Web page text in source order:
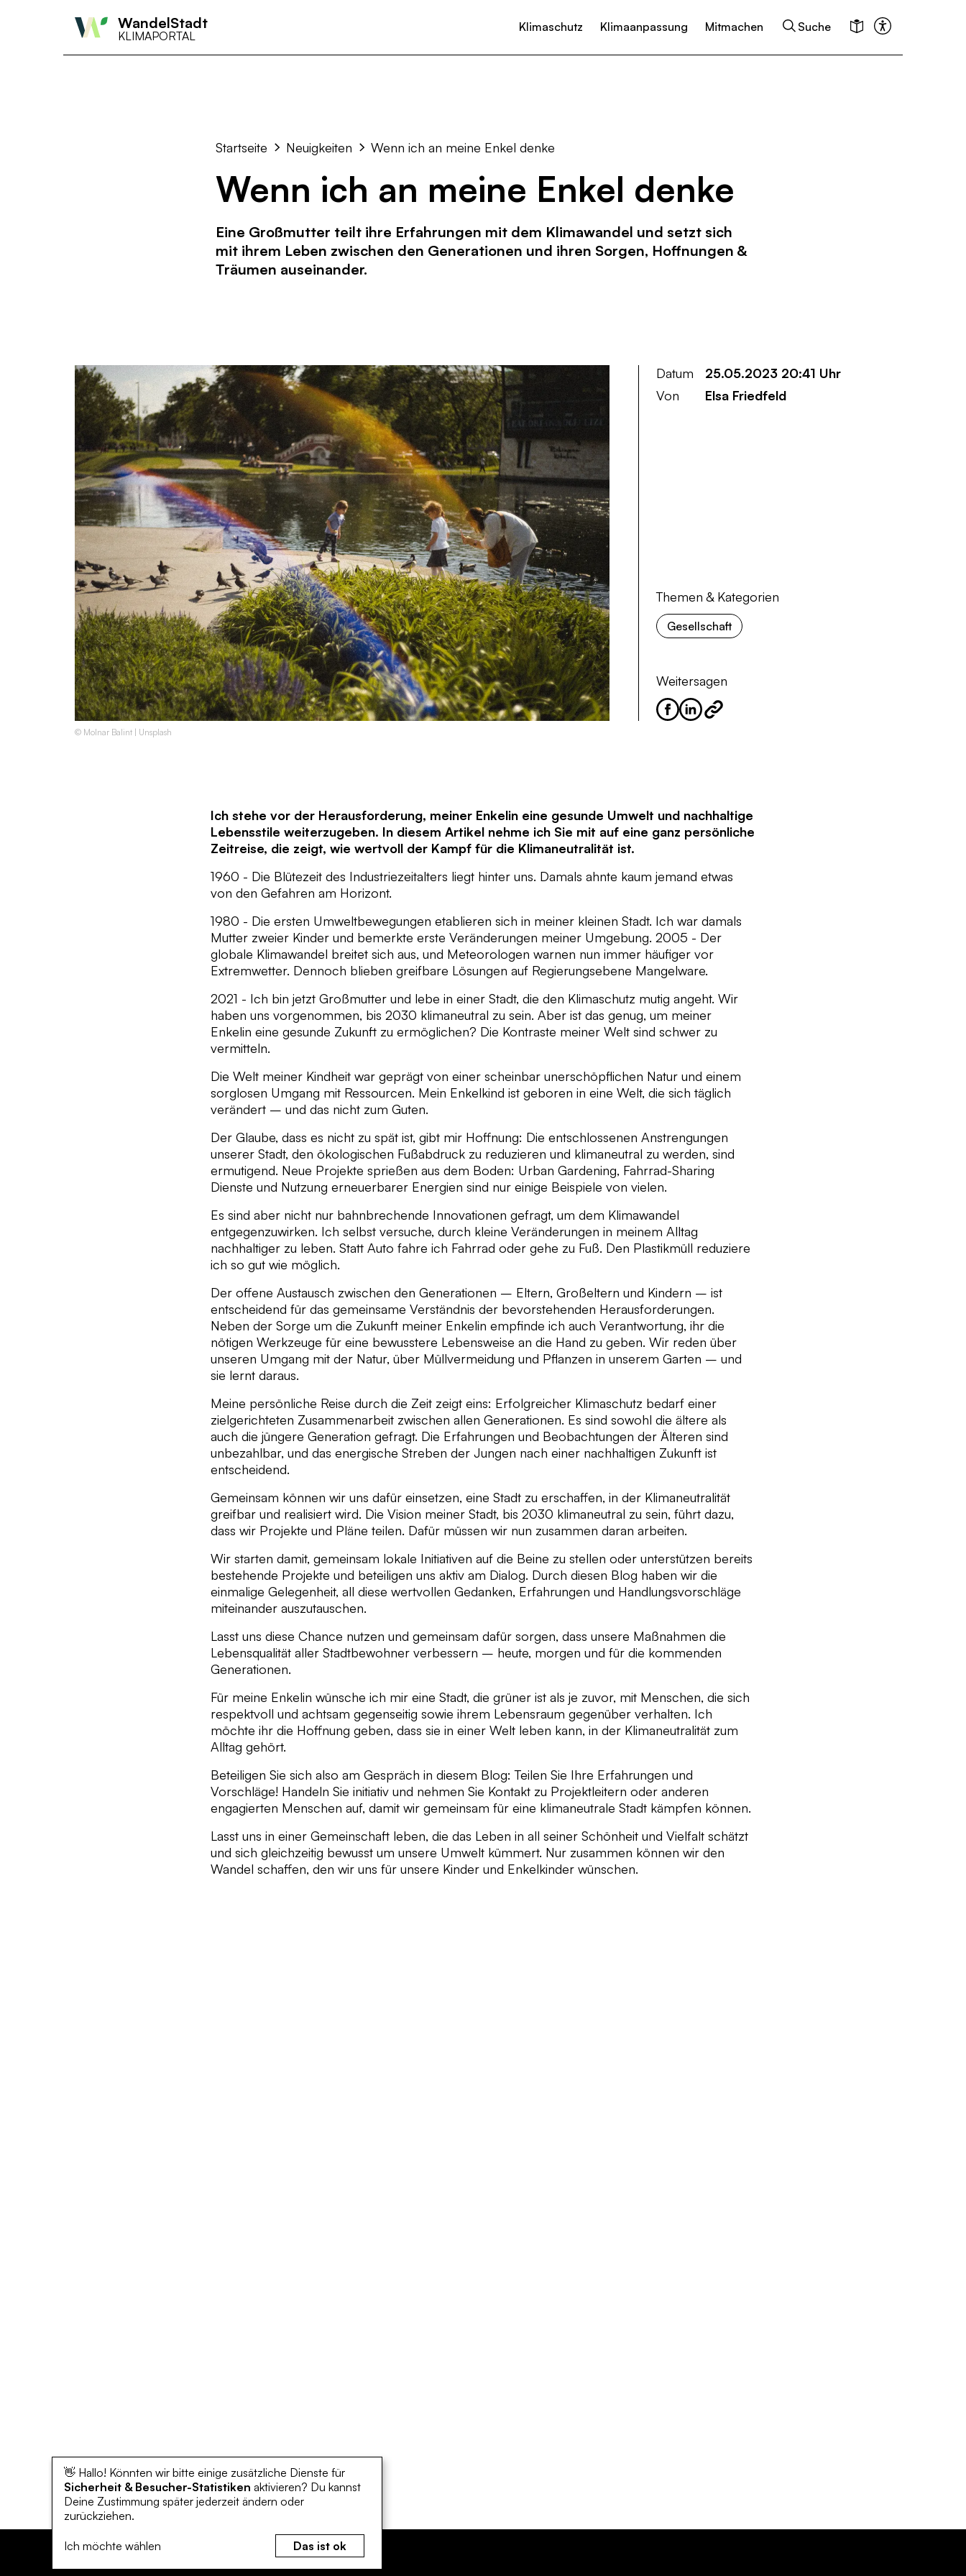
WandelStadt
KLIMAPORTAL
Klimaschutz Klimaanpassung Mitmachen Suche
Wirtschaft
Kommunikation & Verwaltung
Biodiversität
Startseite Neuigkeiten Wenn ich an meine Enkel denke
Wenn ich an meine Enkel denke
Eine Großmutter teilt ihre Erfahrungen mit dem Klimawandel und setzt sich
mit ihrem Leben zwischen den Generationen und ihren Sorgen, Hoffnungen &
Träumen auseinander.
© Molnar Balint | Unsplash
Datum
25.05.2023 20:41 Uhr
Von
Elsa Friedfeld
Themen & Kategorien
Gesellschaft
Weitersagen
Ich stehe vor der Herausforderung, meiner Enkelin eine gesunde Umwelt und nachhaltige
Lebensstile weiterzugeben. In diesem Artikel nehme ich Sie mit auf eine ganz persönliche
Zeitreise, die zeigt, wie wertvoll der Kampf für die Klimaneutralität ist.
1960 - Die Blütezeit des Industriezeitalters liegt hinter uns. Damals ahnte kaum jemand etwas
von den Gefahren am Horizont.
1980 - Die ersten Umweltbewegungen etablieren sich in meiner kleinen Stadt. Ich war damals
Mutter zweier Kinder und bemerkte erste Veränderungen meiner Umgebung. 2005 - Der
globale Klimawandel breitet sich aus, und Meteorologen warnen nun immer häufiger vor
Extremwetter. Dennoch blieben greifbare Lösungen auf Regierungsebene Mangelware.
2021 - Ich bin jetzt Großmutter und lebe in einer Stadt, die den Klimaschutz mutig angeht. Wir
haben uns vorgenommen, bis 2030 klimaneutral zu sein. Aber ist das genug, um meiner
Enkelin eine gesunde Zukunft zu ermöglichen? Die Kontraste meiner Welt sind schwer zu
vermitteln.
Die Welt meiner Kindheit war geprägt von einer scheinbar unerschöpflichen Natur und einem
sorglosen Umgang mit Ressourcen. Mein Enkelkind ist geboren in eine Welt, die sich täglich
verändert – und das nicht zum Guten.
Der Glaube, dass es nicht zu spät ist, gibt mir Hoffnung: Die entschlossenen Anstrengungen
unserer Stadt, den ökologischen Fußabdruck zu reduzieren und klimaneutral zu werden, sind
ermutigend. Neue Projekte sprießen aus dem Boden: Urban Gardening, Fahrrad-Sharing
Dienste und Nutzung erneuerbarer Energien sind nur einige Beispiele von vielen.
Es sind aber nicht nur bahnbrechende Innovationen gefragt, um dem Klimawandel
entgegenzuwirken. Ich selbst versuche, durch kleine Veränderungen in meinem Alltag
nachhaltiger zu leben. Statt Auto fahre ich Fahrrad oder gehe zu Fuß. Den Plastikmüll reduziere
ich so gut wie möglich.
Der offene Austausch zwischen den Generationen – Eltern, Großeltern und Kindern – ist
entscheidend für das gemeinsame Verständnis der bevorstehenden Herausforderungen.
Neben der Sorge um die Zukunft meiner Enkelin empfinde ich auch Verantwortung, ihr die
nötigen Werkzeuge für eine bewusstere Lebensweise an die Hand zu geben. Wir reden über
unseren Umgang mit der Natur, über Müllvermeidung und Pflanzen in unserem Garten – und
sie lernt daraus.
Meine persönliche Reise durch die Zeit zeigt eins: Erfolgreicher Klimaschutz bedarf einer
zielgerichteten Zusammenarbeit zwischen allen Generationen. Es sind sowohl die ältere als
auch die jüngere Generation gefragt. Die Erfahrungen und Beobachtungen der Älteren sind
unbezahlbar, und das energische Streben der Jungen nach einer nachhaltigen Zukunft ist
entscheidend.
Gemeinsam können wir uns dafür einsetzen, eine Stadt zu erschaffen, in der Klimaneutralität
greifbar und realisiert wird. Die Vision meiner Stadt, bis 2030 klimaneutral zu sein, führt dazu,
dass wir Projekte und Pläne teilen. Dafür müssen wir nun zusammen daran arbeiten.
Wir starten damit, gemeinsam lokale Initiativen auf die Beine zu stellen oder unterstützen bereits
bestehende Projekte und beteiligen uns aktiv am Dialog. Durch diesen Blog haben wir die
einmalige Gelegenheit, all diese wertvollen Gedanken, Erfahrungen und Handlungsvorschläge
miteinander auszutauschen.
Lasst uns diese Chance nutzen und gemeinsam dafür sorgen, dass unsere Maßnahmen die
Lebensqualität aller Stadtbewohner verbessern – heute, morgen und für die kommenden
Generationen.
Für meine Enkelin wünsche ich mir eine Stadt, die grüner ist als je zuvor, mit Menschen, die sich
respektvoll und achtsam gegenseitig sowie ihrem Lebensraum gegenüber verhalten. Ich
möchte ihr die Hoffnung geben, dass sie in einer Welt leben kann, in der Klimaneutralität zum
Alltag gehört.
Beteiligen Sie sich also am Gespräch in diesem Blog: Teilen Sie Ihre Erfahrungen und
Vorschläge! Handeln Sie initiativ und nehmen Sie Kontakt zu Projektleitern oder anderen
engagierten ­­Menschen auf, damit wir gemeinsam für eine klimaneutrale Stadt kämpfen können.
Lasst uns in einer Gemeinschaft leben, die das Leben in all seiner Schönheit und Vielfalt schätzt
und sich gleichzeitig bewusst um unsere Umwelt kümmert. Nur zusammen können wir den
Wandel schaffen, den wir uns für unsere Kinder und Enkelkinder wünschen.
👋 Hallo! Könnten wir bitte einige zusätzliche Dienste für
Sicherheit & Besucher-Statistiken aktivieren? Du kannst
Deine Zustimmung später jederzeit ändern oder
zurückziehen.
Ich möchte wählen Das ist ok